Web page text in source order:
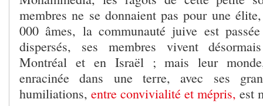
membres ne se donnaient pas pour une
000 âmes, la communauté juive est
dispersés, ses membres vivent
Montréal et en Israël ; mais leur
enracinée dans une terre, avec ses
humiliations, entre convivialité et mépris, est